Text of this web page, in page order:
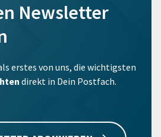
Newsletter
erstes von uns, die wichtigsten
direkt in Dein Postfach.